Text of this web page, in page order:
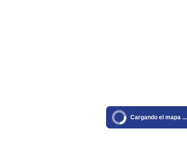
Cargando el mapa ...